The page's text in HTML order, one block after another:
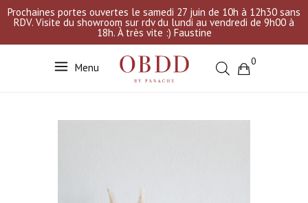
Prochaines portes ouvertes le samedi 27 juin de 10h à 12h30 sans
RDV. Visite du showroom sur rdv du lundi au vendredi de 9h00 à
18h. À très vite :) Faustine
Menu
0